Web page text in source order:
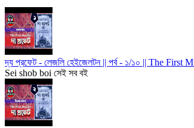
দ্য প্রফেট - লেজলি হেইজেলটন || পর্ব - ১/১০ || The
Sei shob boi সেই সব বই